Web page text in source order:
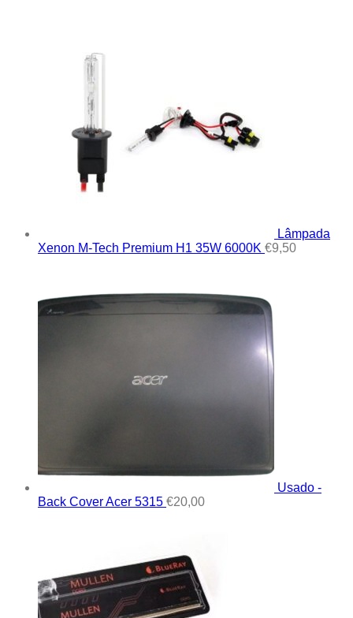
Lâmpada
Xenon M-Tech Premium H1 35W 6000K €9,50
Usado -
Back Cover Acer 5315 €20,00